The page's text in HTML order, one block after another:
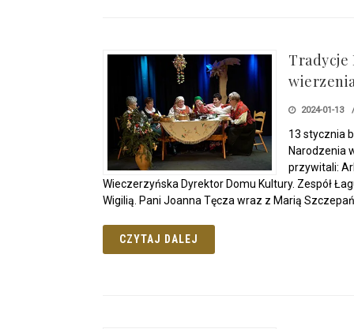
Tradycje
2024-01-13
13 stycznia
Narodzenia
przywitali:
Wieczerzyńska Dyrektor Domu Kultury. Zespół
Wigilią. Pani Joanna Tęcza wraz z Marią
CZYTAJ DALEJ